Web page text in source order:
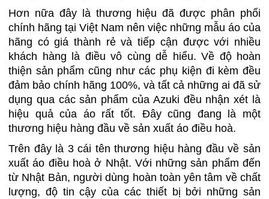
Hơn nữa đây là thương hiệu đã được phân phối
chính hãng tại Việt Nam nên việc những mẫu áo của
hãng có giá thành rẻ và tiếp cận được với nhiều
khách hàng là điều vô cùng dễ hiểu. Về độ hoàn
thiện sản phẩm cũng như các phụ kiện đi kèm đều
đảm bảo chính hãng 100%, và tất cả những ai đã sử
dụng qua các sản phẩm của Azuki đều nhận xét là
hiệu quả của áo rất tốt. Đây cũng đang là một
thương hiệu hàng đầu về sản xuất áo điều hoà.
Trên đây là 3 cái tên thương hiệu hàng đầu về sản
xuất áo điều hoà ở Nhật. Với những sản phẩm đến
từ Nhật Bản, người dùng hoàn toàn yên tâm về chất
lượng, độ tin cậy của các thiết bị bởi những sản